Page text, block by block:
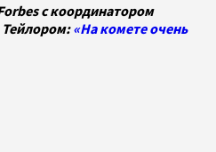
с координатором
Тейлором:«На комете очень